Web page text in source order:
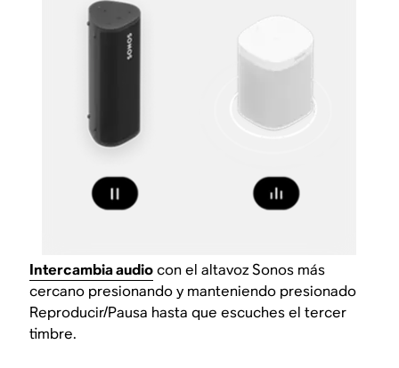
Intercambia audiocon el altavoz Sonos más
cercano presionando y manteniendo presionado
Reproducir/Pausa hasta que escuches el tercer
timbre.